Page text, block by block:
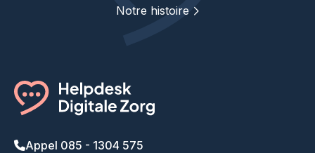
Notre histoire
Appel 085 - 1304 575